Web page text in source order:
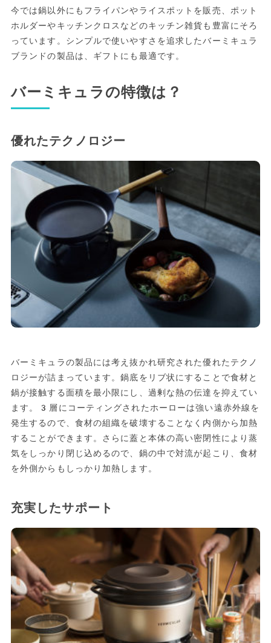
今では鍋以外にもフライパンやライスポットを販売、ポット
ホルダーやキッチンクロスなどのキッチン雑貨も豊富にそろ
っています。シンプルで使いやすさを追求したバーミキュラ
ブランドの製品は、ギフトにも最適です。
バーミキュラの特徴は？
優れたテクノロジー
バーミキュラの製品には考え抜かれ研究された優れたテクノ
ロジーが詰まっています。鍋底をリブ状にすることで食材と
鍋が接触する面積を最小限にし、過剰な熱の伝達を抑えてい
ます。3層にコーティングされたホーローは強い遠赤外線を
発生するので、食材の組織を破壊することなく内側から加熱
することができます。さらに蓋と本体の高い密閉性により蒸
気をしっかり閉じ込めるので、鍋の中で対流が起こり、食材
を外側からもしっかり加熱します。
充実したサポート